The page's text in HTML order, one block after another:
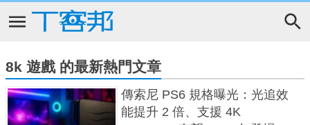
8k 遊戲 的最新熱門文章
傳索尼 PS6 規格曝光：光追效
能提升 2 倍、支援 4K